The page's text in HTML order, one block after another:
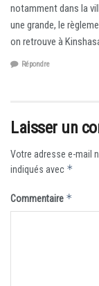
notamment dans la
une grande, le
on retrouve à
Répondre
Laisser un
Votre adresse e-mail
indiqués avec *
Commentaire *